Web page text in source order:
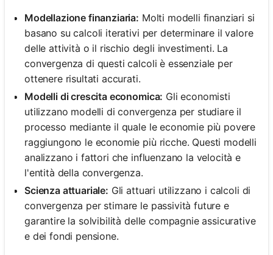
Modellazione finanziaria: Molti modelli finanziari si
basano su calcoli iterativi per determinare il valore
delle attività o il rischio degli investimenti. La
convergenza di questi calcoli è essenziale per
ottenere risultati accurati.
Modelli di crescita economica: Gli economisti
utilizzano modelli di convergenza per studiare il
processo mediante il quale le economie più povere
raggiungono le economie più ricche. Questi modelli
analizzano i fattori che influenzano la velocità e
l'entità della convergenza.
Scienza attuariale: Gli attuari utilizzano i calcoli di
convergenza per stimare le passività future e
garantire la solvibilità delle compagnie assicurative
e dei fondi pensione.